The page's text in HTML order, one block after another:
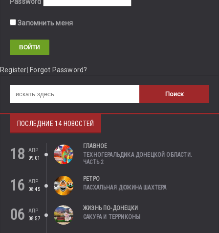
Запомнить меня
Register Forgot Password?
ПОСЛЕДНИЕ 14 НОВОСТЕЙ
18
АПР
09:01
ГЛАВНОЕ
ТЕХНОГЕРАЛЬДИКА ДОНЕЦКОЙ ОБЛАСТИ.
ЧАСТЬ 2
16
АПР
08:45
РЕТРО
ПАСХАЛЬНАЯ ДЮЖИНА ШАХТЕРА
06
АПР
08:57
ЖИЗНЬ ПО-ДОНЕЦКИ
САКУРА И ТЕРРИКОНЫ